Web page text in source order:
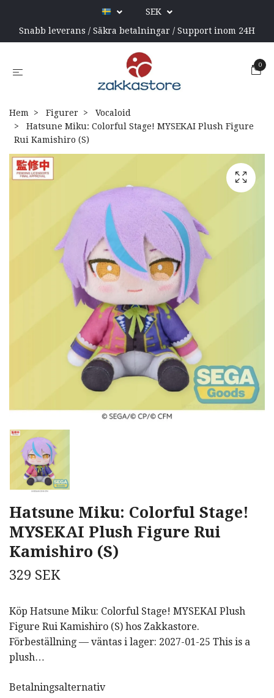
SEK
Snabb leverans / Säkra betalningar / Support inom 24H
0
Hem Figurer
Vocaloid
Hatsune Miku: Colorful Stage! MYSEKAI Plush Figure
Rui Kamishiro (S)
Hatsune Miku: Colorful Stage!
MYSEKAI Plush Figure Rui
Kamishiro (S)
329 SEK
Köp Hatsune Miku: Colorful Stage! MYSEKAI Plush
Figure Rui Kamishiro (S) hos Zakkastore.
Förbeställning — väntas i lager: 2027-01-25 This is a
plush…
Betalningsalternativ